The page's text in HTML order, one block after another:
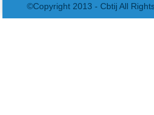
©Copyright 2013 - Cbtij All